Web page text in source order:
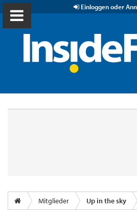
Einloggen oder
Mitglieder Up in the sky